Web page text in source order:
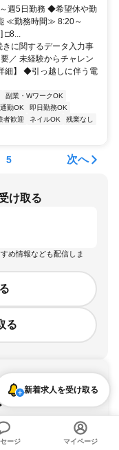
週5日勤務 ◆希望休や勤
≪勤務時間≫ 8:20～
□8...
に関するデータ入力事
／ 未経験からチャレン
細】 ◆引っ越しに伴う電
副業・WワークOK
勤OK
即日勤務OK
者歓迎 ネイルOK
残業なし
5 次へ
け取る
め情報なども配信しま
る
ード
新着求人を受け取る
セージ マイページ